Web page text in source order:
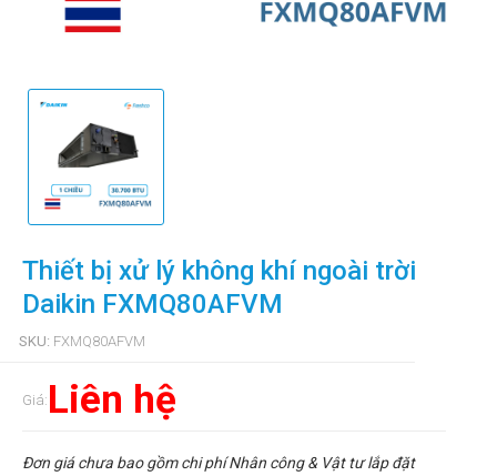
Thiết bị xử lý không khí ngoài trời
Daikin FXMQ80AFVM
SKU: FXMQ80AFVM
Giá: Liên hệ
Đơn giá chưa bao gồm chi phí Nhân công & Vật tư lắp đặt